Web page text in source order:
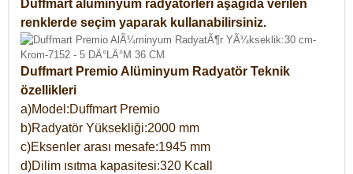
Duffmart alüminyum radyatörleri aşağıda verilen
renklerde seçim yaparak kullanabilirsiniz.
Duffmart Premio Alüminyum Radyatör Teknik
özellikleri
a)Model:Duffmart Premio
b)Radyatör Yüksekliği:2000 mm
c)Eksenler arası mesafe:1945 mm
d)Dilim ısıtma kapasitesi:320 Kcall